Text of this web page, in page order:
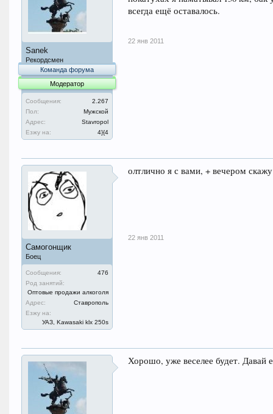
Sanek
Рекордсмен
Команда форума
Модератор
Сообщения:
2.267
Пол:
Мужской
Адрес:
Stavropol
Езжу на:
4}{4
всегда ещё оставалось.
22 янв 2011
Самогонщик
Боец
Сообщения:
476
Род занятий:
Оптовые продажи алкоголя
Адрес:
Ставрополь
Езжу на:
УАЗ, Kawasaki klx 250s
олтлично я с вами, + вечером
22 янв 2011
Хорошо, уже веселее будет. Давай